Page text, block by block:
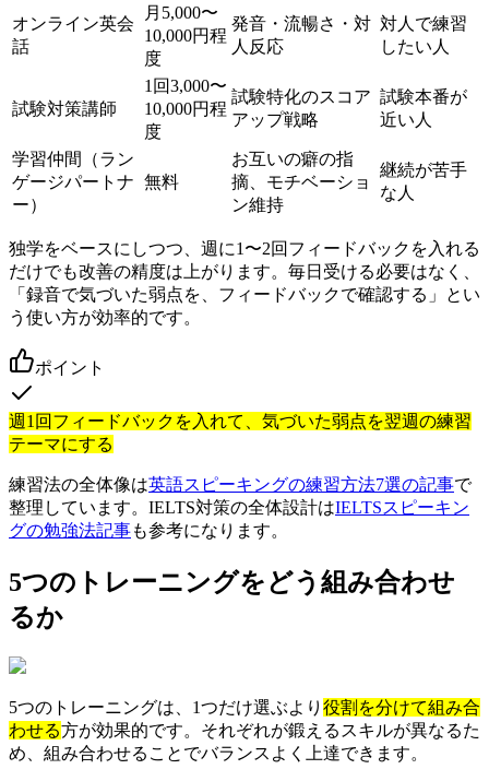
オンライン英会
話
月5,000〜
10,000円程
度
発音・流暢さ・対
人反応
対人で練習
したい人
試験対策講師
1回3,000〜
10,000円程
度
試験特化のスコア
アップ戦略
試験本番が
近い人
学習仲間（ラン
ゲージパートナ
ー）
無料
お互いの癖の指
摘、モチベーショ
ン維持
継続が苦手
な人
独学をベースにしつつ、週に1〜2回フィードバックを入れる
だけでも改善の精度は上がります。毎日受ける必要はなく、
「録音で気づいた弱点を、フィードバックで確認する」とい
う使い方が効率的です。
ポイント
週1回フィードバックを入れて、気づいた弱点を翌週の練習
テーマにする
練習法の全体像は英語スピーキングの練習方法7選の記事で
整理しています。IELTS対策の全体設計はIELTSスピーキン
グの勉強法記事も参考になります。
5つのトレーニングをどう組み合わせ
るか
5つのトレーニングは、1つだけ選ぶより 役割を分けて組み合
わせる方が効果的です。それぞれが鍛えるスキルが異なるた
め、組み合わせることでバランスよく上達できます。